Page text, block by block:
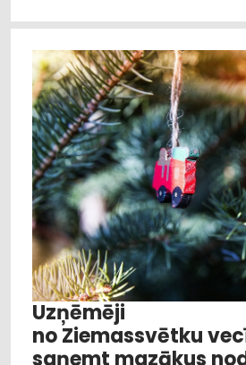
Uzņēmēji
no Ziemassvētku
saņemt mazākus